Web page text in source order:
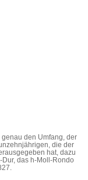
den Umfang, der
die der
hat, dazu
Dur, das h-Moll-Rondo